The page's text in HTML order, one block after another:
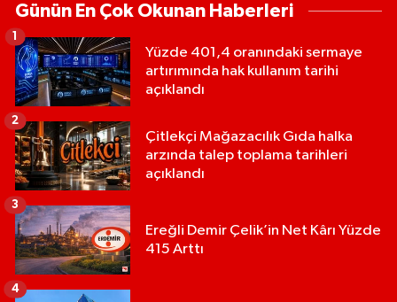
Günün En Çok Okunan Haberleri
Yüzde 401,4 oranındaki sermaye
artırımında hak kullanım tarihi
açıklandı
1
Çitlekçi Mağazacılık Gıda halka
arzında talep toplama tarihleri
açıklandı
2
Ereğli Demir Çelik’in Net Kârı Yüzde
415 Arttı
3
4